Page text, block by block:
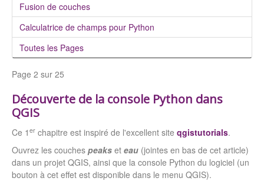
Fusion de couches
Calculatrice de champs pour Python
Toutes les Pages
Page 2 sur 25
Découverte de la console Python dans
QGIS
Ce 1 er chapitre est inspiré de l'excellent site qgistutorials.
Ouvrez les couches peaks et eau (jointes en bas de cet article)
dans un projet QGIS, ainsi que la console Python du logiciel (un
bouton à cet effet est disponible dans le menu QGIS).